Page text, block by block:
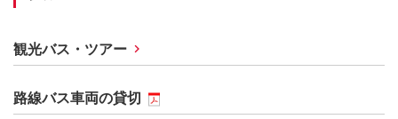
観光バス・ツアー
路線バス車両の貸切